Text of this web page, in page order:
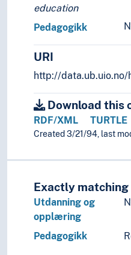
education
Pedagogikk
URI
http://data.ub.uio.no/
Download this
RDF/XML TURTLE
Created 3/21/94, last
Exactly
Utdanning og
opplæring
Pedagogikk